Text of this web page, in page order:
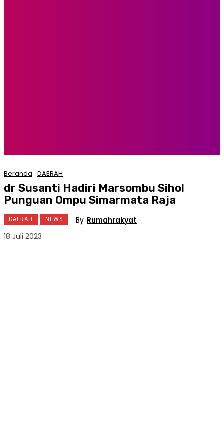
Beranda DAERAH
dr Susanti Hadiri Marsombu Sihol
Punguan Ompu Simarmata Raja
DAERAH NEWS By Rumahrakyat
18 Juli 2023